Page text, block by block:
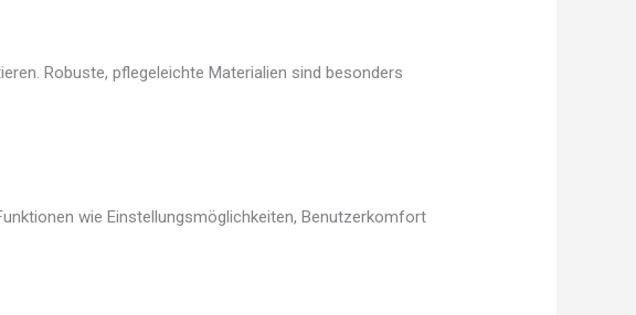
Robuste, pflegeleichte Materialien sind besonders
wie Einstellungsmöglichkeiten, Benutzerkomfort